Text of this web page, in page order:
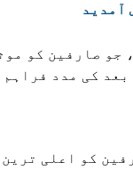
جو صارفین کو
کی مدد
کو اعلی